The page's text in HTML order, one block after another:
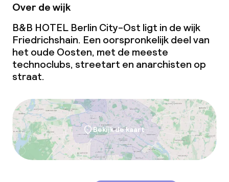
Over de wijk
B&B HOTEL Berlin City-Ost ligt in de wijk
Friedrichshain. Een oorspronkelijk deel van
het oude Oosten, met de meeste
technoclubs, streetart en anarchisten op
straat.
Bekijk de kaart